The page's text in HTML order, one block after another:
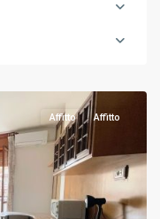
Affitto Affitto